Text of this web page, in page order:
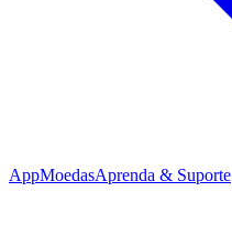
AppMoedasAprenda & Suporte